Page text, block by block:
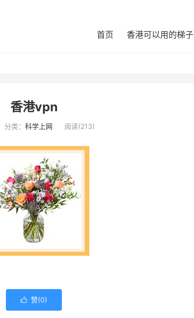
首页 香港可以用的梯子
香港vpn
分类： 科学上网 阅读(213)
 赞(0)